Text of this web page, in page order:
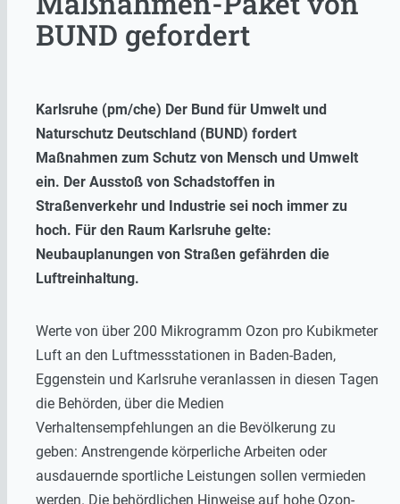
BUND gefordert
Karlsruhe (pm/che) Der Bund für Umwelt und
Naturschutz Deutschland (BUND) fordert
Maßnahmen zum Schutz von Mensch und Umwelt
ein. Der Ausstoß von Schadstoffen in
Straßenverkehr und Industrie sei noch immer zu
hoch. Für den Raum Karlsruhe gelte:
Neubauplanungen von Straßen gefährden die
Luftreinhaltung.
Werte von über 200 Mikrogramm Ozon pro Kubikmeter
Luft an den Luftmessstationen in Baden-Baden,
Eggenstein und Karlsruhe veranlassen in diesen Tagen
die Behörden, über die Medien
Verhaltensempfehlungen an die Bevölkerung zu
geben: Anstrengende körperliche Arbeiten oder
ausdauernde sportliche Leistungen sollen vermieden
werden. Die behördlichen Hinweise auf hohe Ozon-